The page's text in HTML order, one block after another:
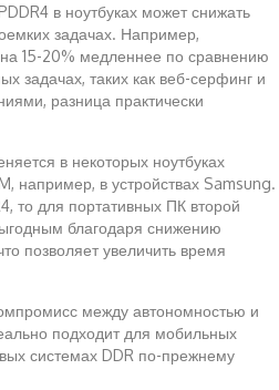
в ноутбуках может снижать
задачах. Например,
15-20% медленнее по сравнению
задачах, таких как веб-серфинг и
разница практически
в некоторых ноутбуках
например, в устройствах Samsung.
то для портативных ПК второй
благодаря снижению
позволяет увеличить время
между автономностью и
подходит для мобильных
системах DDR по-прежнему